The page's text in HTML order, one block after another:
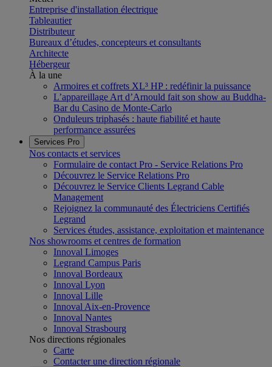
Entreprise d'installation électrique
Tableautier
Distributeur
Bureaux d’études, concepteurs et consultants
Architecte
Hébergeur
À la une
Armoires et coffrets XL³ HP : redéfinir la puissance
L’appareillage Art d’Arnould fait son show au Buddha-
Bar du Casino de Monte-Carlo
Onduleurs triphasés : haute fiabilité et haute
performance assurées
Services Pro
Nos contacts et services
Formulaire de contact Pro - Service Relations Pro
Découvrez le Service Relations Pro
Découvrez le Service Clients Legrand Cable
Management
Rejoignez la communauté des Électriciens Certifiés
Legrand
Services études, assistance, exploitation et maintenance
Nos showrooms et centres de formation
Innoval Limoges
Legrand Campus Paris
Innoval Bordeaux
Innoval Lyon
Innoval Lille
Innoval Aix-en-Provence
Innoval Nantes
Innoval Strasbourg
Nos directions régionales
Carte
Contacter une direction régionale